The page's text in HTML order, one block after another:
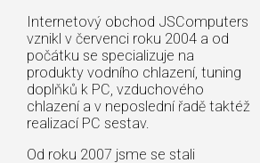
Internetový obchod JSComputers
vznikl v červenci roku 2004 a od
počátku se specializuje na
produkty vodního chlazení, tuning
doplňků k PC, vzduchového
chlazení a v neposlední řadě taktéž
realizací PC sestav.
Od roku 2007 jsme se stali